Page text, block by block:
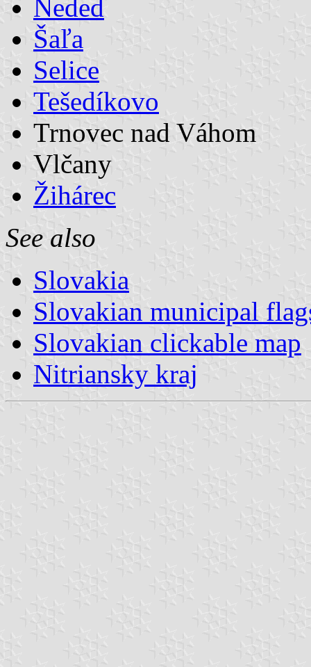
Neded
Šaľa
Selice
Tešedíkovo
Trnovec nad Váhom
Vlčany
Žihárec
See also
Slovakia
Slovakian municipal
Slovakian clickable map
Nitriansky kraj